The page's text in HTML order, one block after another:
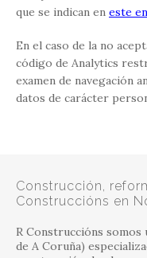
que se indican en este
En el caso de la no
código de Analytics
examen de navegación
datos de carácter
Construcción,
Construccións en
R Construccións somos
de A Coruña)